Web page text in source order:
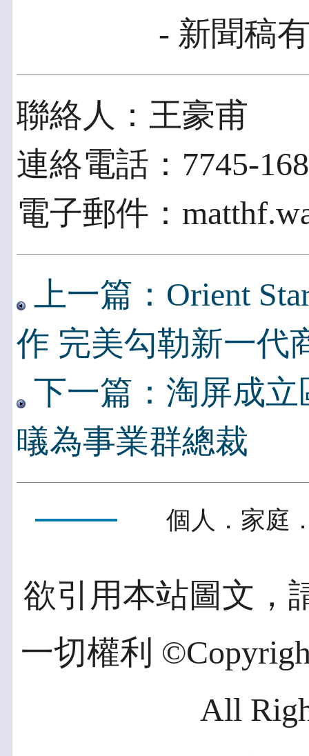
- 新聞稿
聯絡人：王豪甫
連絡電話：7745-
電子郵件：
上一篇：Orient
作 完美勾勒新一代
下一篇：淘屏成
㬢為事業群總裁
個人．家庭
欲引用本站圖文，
一切權利
All